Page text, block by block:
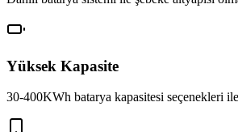
Yüksek Kapasite
30-400KWh batarya kapasitesi seçenekleri